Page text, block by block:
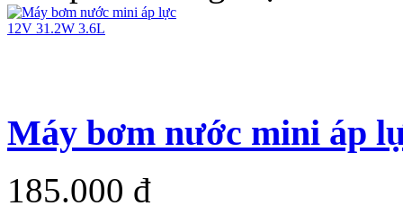
Máy bơm nước mini áp
185.000 đ